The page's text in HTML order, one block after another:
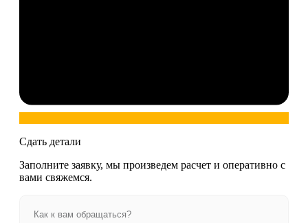
Сдать детали
Заполните заявку, мы произведем расчет и оперативно с
вами свяжемся.